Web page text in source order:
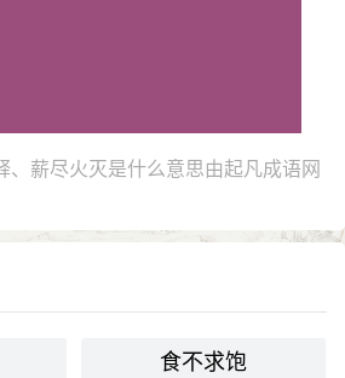
、薪尽火灭是什么意思由起凡成语网
食不求饱